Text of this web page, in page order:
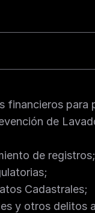
para
de
de registros;
Cadastrales;
y otros delitos